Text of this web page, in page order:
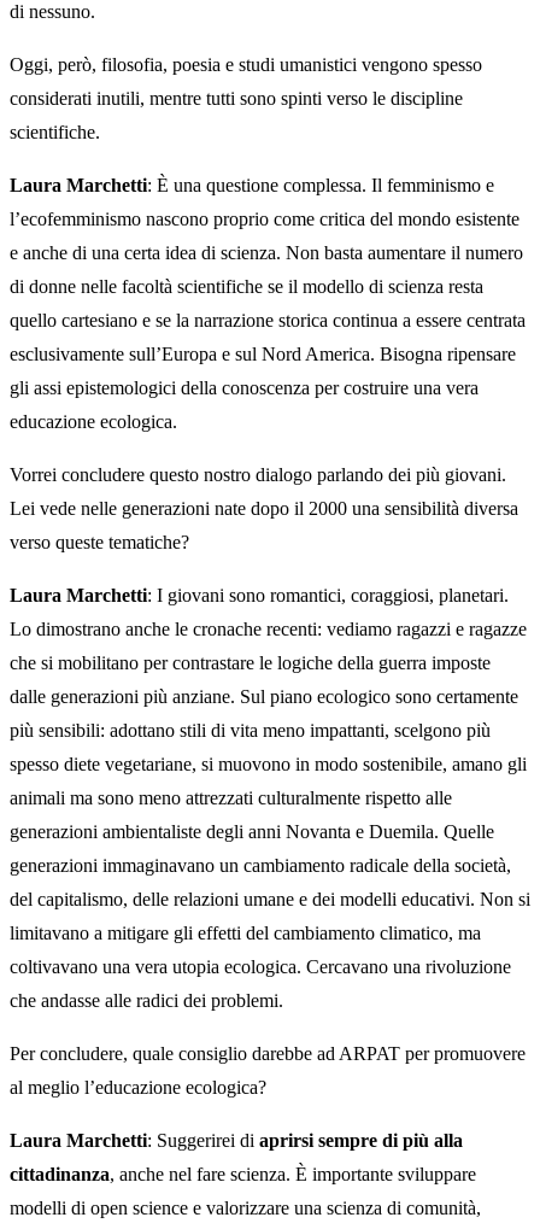
di nessuno.
Oggi, però, filosofia, poesia e studi umanistici vengono spesso
considerati inutili, mentre tutti sono spinti verso le discipline
scientifiche.
Laura Marchetti: È una questione complessa. Il femminismo e
l’ecofemminismo nascono proprio come critica del mondo esistente
e anche di una certa idea di scienza. Non basta aumentare il numero
di donne nelle facoltà scientifiche se il modello di scienza resta
quello cartesiano e se la narrazione storica continua a essere centrata
esclusivamente sull’Europa e sul Nord America. Bisogna ripensare
gli assi epistemologici della conoscenza per costruire una vera
educazione ecologica.
Vorrei concludere questo nostro dialogo parlando dei più giovani.
Lei vede nelle generazioni nate dopo il 2000 una sensibilità diversa
verso queste tematiche?
Laura Marchetti: I giovani sono romantici, coraggiosi, planetari.
Lo dimostrano anche le cronache recenti: vediamo ragazzi e ragazze
che si mobilitano per contrastare le logiche della guerra imposte
dalle generazioni più anziane. Sul piano ecologico sono certamente
più sensibili: adottano stili di vita meno impattanti, scelgono più
spesso diete vegetariane, si muovono in modo sostenibile, amano gli
animali ma sono meno attrezzati culturalmente rispetto alle
generazioni ambientaliste degli anni Novanta e Duemila. Quelle
generazioni immaginavano un cambiamento radicale della società,
del capitalismo, delle relazioni umane e dei modelli educativi. Non si
limitavano a mitigare gli effetti del cambiamento climatico, ma
coltivavano una vera utopia ecologica. Cercavano una rivoluzione
che andasse alle radici dei problemi.
Per concludere, quale consiglio darebbe ad ARPAT per promuovere
al meglio l’educazione ecologica?
Laura Marchetti: Suggerirei di aprirsi sempre di più alla
cittadinanza, anche nel fare scienza. È importante sviluppare
modelli di open science e valorizzare una scienza di comunità,